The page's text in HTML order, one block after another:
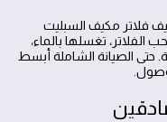
فلاتر مكيف السبليت
الفلاتر، تغسلها بالماء،
حتى الصيانة الشاملة أبسط